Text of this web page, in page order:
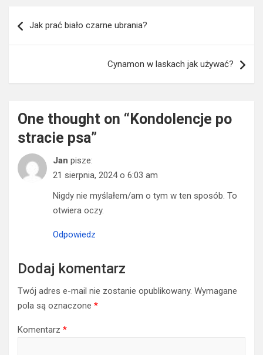
wpisu
Jak prać biało czarne ubrania?
Cynamon w laskach jak używać?
One thought on “Kondolencje po
stracie psa”
Jan pisze:
21 sierpnia, 2024 o 6:03 am
Nigdy nie myślałem/am o tym w ten sposób. To
otwiera oczy.
Odpowiedz
Dodaj komentarz
Twój adres e-mail nie zostanie opublikowany. Wymagane
pola są oznaczone *
Komentarz *